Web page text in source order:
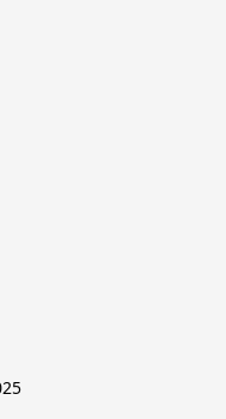
© Компот 2025